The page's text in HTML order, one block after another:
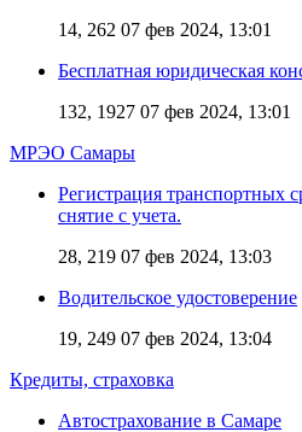
14, 262 07 фев 2024, 13:01
Бесплатная юридическая
132, 1927 07 фев 2024, 13:01
МРЭО Самары
Регистрация транспортных
снятие с учета.
28, 219 07 фев 2024, 13:03
Водительское удостоверение
19, 249 07 фев 2024, 13:04
Кредиты, страховка
Автострахование в Самаре